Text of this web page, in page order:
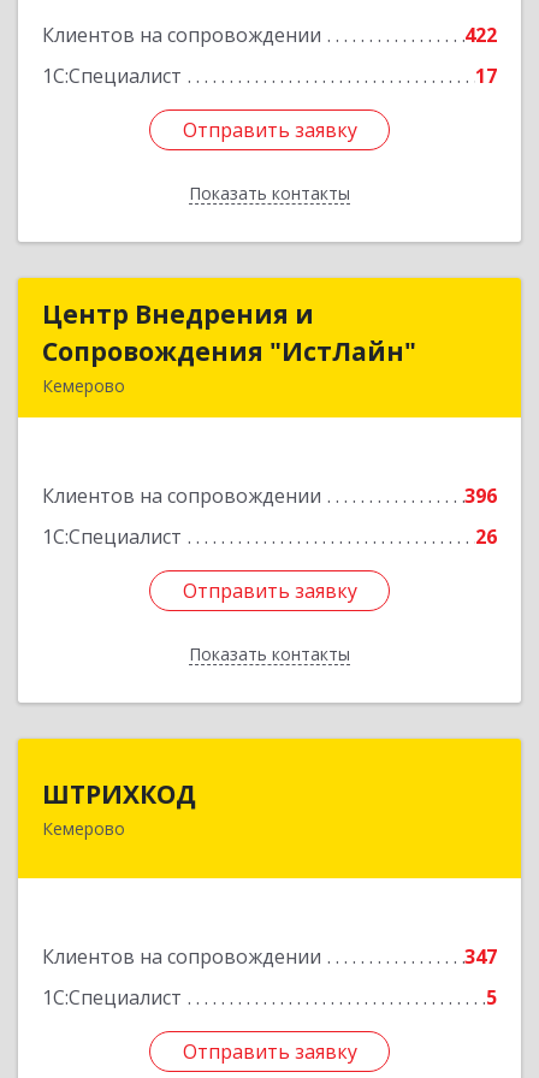
Клиентов на сопровождении
422
1С:Специалист
17
Отправить заявку
Показать контакты
Отправить заявку
Назад
Центр Внедрения и
Сопровождения "ИстЛайн"
Кемерово
Клиентов на сопровождении
396
1С:Специалист
26
Отправить заявку
Показать контакты
Центр Внедрения и
Сопровождения "ИстЛайн"
Подробнее
Отправить заявку
Назад
ШТРИХКОД
Кемерово
Клиентов на сопровождении
347
1С:Специалист
5
Отправить заявку
650043, Кемеровская область - Кузбасс обл,
Отправить заявку